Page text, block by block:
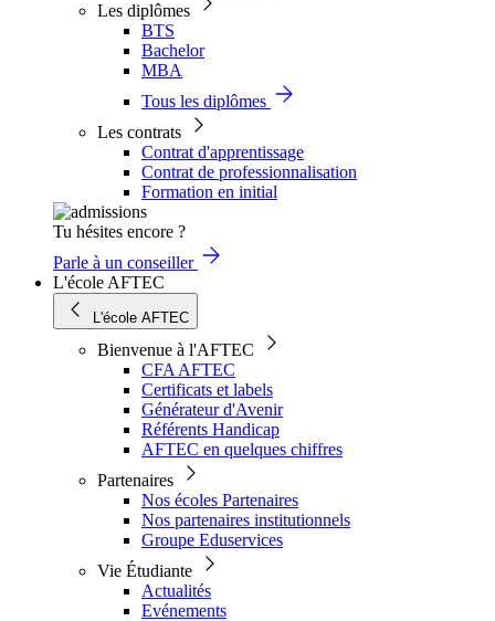
Les diplômes
BTS
Bachelor
MBA
Tous les diplômes
Les contrats
Contrat d'apprentissage
Contrat de professionnalisation
Formation en initial
Tu hésites encore ?
Parle à un conseiller
L'école AFTEC
L'école AFTEC
Bienvenue à l'AFTEC
CFA AFTEC
Certificats et labels
Générateur d'Avenir
Référents Handicap
AFTEC en quelques chiffres
Partenaires
Nos écoles Partenaires
Nos partenaires institutionnels
Groupe Eduservices
Vie Étudiante
Actualités
Evénements